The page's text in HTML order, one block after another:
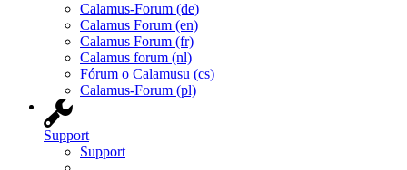
Calamus-Forum (de)
Calamus Forum (en)
Calamus Forum (fr)
Calamus forum (nl)
Fórum o Calamusu (cs)
Calamus-Forum (pl)
Support
Support